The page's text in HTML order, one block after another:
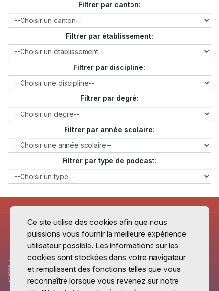
Filtrer par canton:
Filtrer par établissement:
Filtrer par discipline:
Filtrer par degré:
Filtrer par année scolaire:
Filtrer par type de podcast:
Ce site utilise des cookies afin que nous
puissions vous fournir la meilleure expérience
utilisateur possible. Les informations sur les
cookies sont stockées dans votre navigateur
et remplissent des fonctions telles que vous
reconnaître lorsque vous revenez sur notre